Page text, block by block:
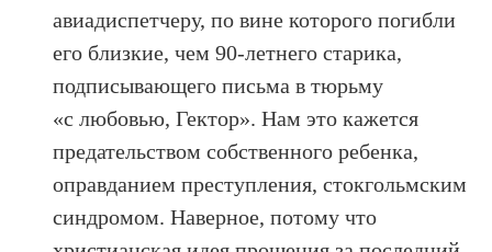
авиадиспетчеру, по вине которого погибли
его близкие, чем 90-летнего старика,
подписывающего письма в тюрьму
«с любовью, Гектор». Нам это кажется
предательством собственного ребенка,
оправданием преступления, стокгольмским
синдромом. Наверное, потому что